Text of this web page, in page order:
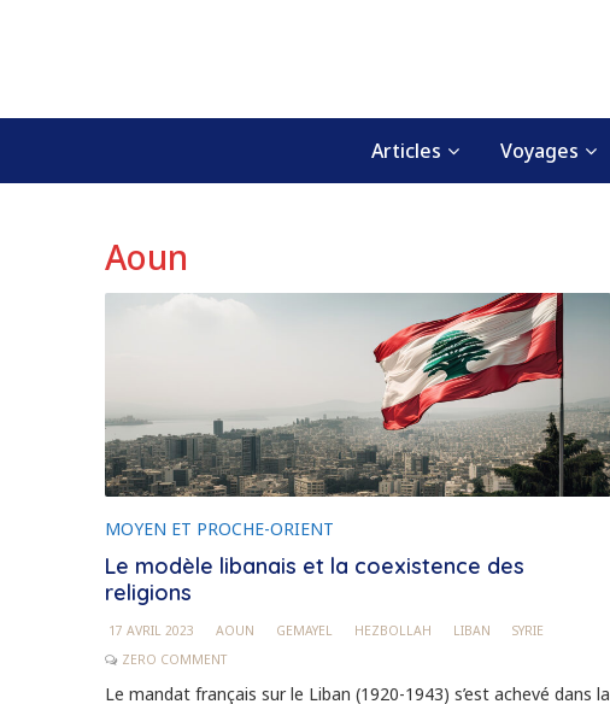
Articles Voyages
Aoun
MOYEN ET PROCHE-ORIENT
Le modèle libanais et la coexistence des
religions
17 AVRIL 2023 AOUN GEMAYEL HEZBOLLAH LIBAN
SYRIE
ZERO COMMENT
Le mandat français sur le Liban (1920-1943) s’est achevé dans la